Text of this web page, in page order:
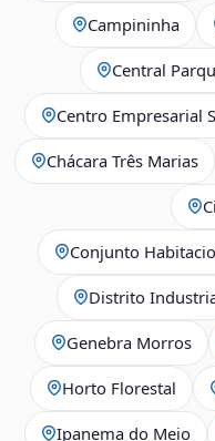
Campininha
Central
Centro Empresarial
Chácara Três Marias
Conjunto
Distrito
Genebra Morros
Horto Florestal
Ipanema do Meio